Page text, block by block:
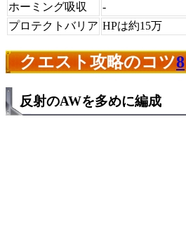
ホーミング吸収
-
プロテクトバリア HPは約15万
クエスト攻略のコツ8
反射のAWを多めに編成